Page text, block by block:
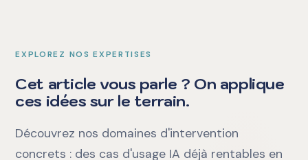
EXPLOREZ NOS EXPERTISES
Cet article vous parle ? On applique
ces idées sur le terrain.
Découvrez nos domaines d'intervention
concrets : des cas d'usage IA déjà rentables en